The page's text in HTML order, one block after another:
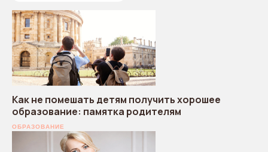
Как не помешать детям получить хорошее
образование: памятка родителям
ОБРАЗОВАНИЕ